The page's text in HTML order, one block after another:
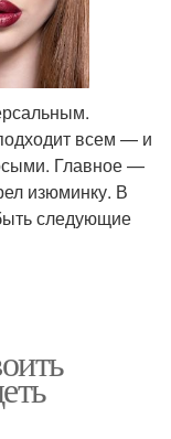
всем — и
Главное —
изюминку. В
следующие